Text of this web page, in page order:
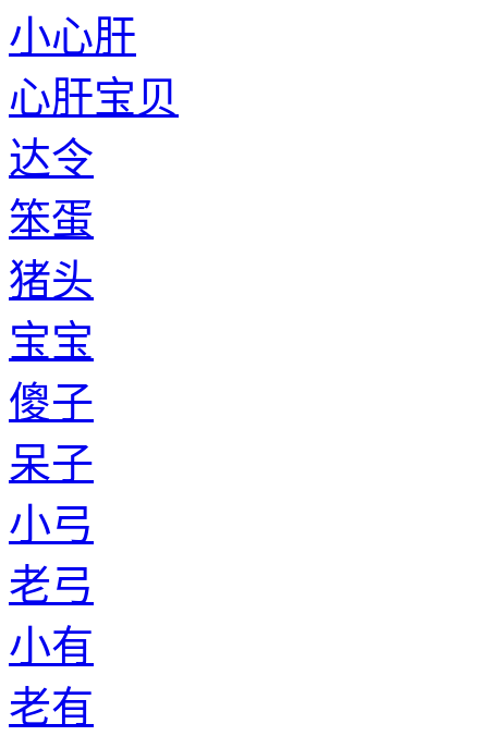
小心肝
心肝宝贝
达令
笨蛋
猪头
宝宝
傻子
呆子
小弓
老弓
小有
老有